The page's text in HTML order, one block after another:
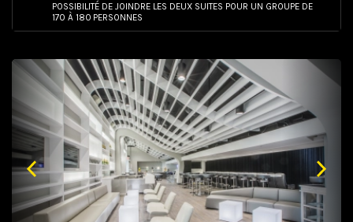
POSSIBILITÉ DE JOINDRE LES DEUX SUITES POUR UN GROUPE DE
170 À 180 PERSONNES